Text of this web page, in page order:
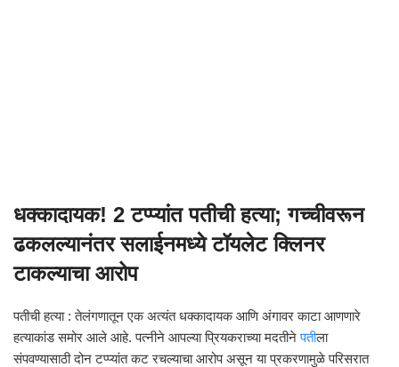
धक्कादायक! 2 टप्प्यांत पतीची हत्या; गच्चीवरून
ढकलल्यानंतर सलाईनमध्ये टॉयलेट क्लिनर
टाकल्याचा आरोप
पतीची हत्या : तेलंगणातून एक अत्यंत धक्कादायक आणि अंगावर काटा आणणारे
हत्याकांड समोर आले आहे. पत्नीने आपल्या प्रियकराच्या मदतीनेपतीला
संपवण्यासाठी दोन टप्प्यांत कट रचल्याचा आरोप असून या प्रकरणामुळे परिसरात